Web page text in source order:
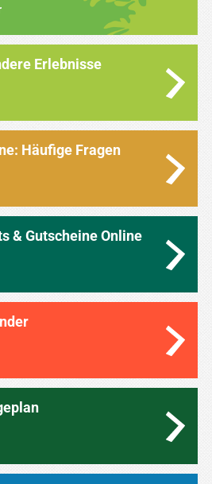
Erlebnisse
Häufige Fragen
& Gutscheine Online